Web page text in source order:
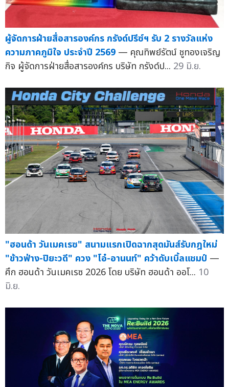
ผู้จัดการฝ่ายสื่อสารองค์กร กรังด์ปรีซ์ฯ รับ 2 รางวัลแห่ง
ความภาคภูมิใจ ประจำปี 2569 — คุณทิพย์รัตน์ ชูทองเจริญ
กิจ ผู้จัดการฝ่ายสื่อสารองค์กร บริษัท กรังด์ป... 29 มิ.ย.
"ฮอนด้า วันเมคเรซ" สนามแรกเปิดฉากสุดมันส์รับกฎใหม่
"ข้าวฟ่าง-ปิยะวดี" ควง "โอ๋-อานนท์" คว้าดับเบิ้ลแชมป์ —
ศึก ฮอนด้า วันเมคเรซ 2026 โดย บริษัท ฮอนด้า ออโ... 10
มิ.ย.